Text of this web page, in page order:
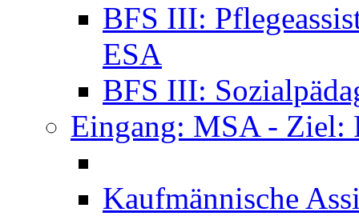
BFS III:
ESA
BFS III:
Eingang: MSA - Ziel:
Kaufmännische